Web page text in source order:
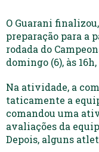
O Guarani
preparação para a
rodada do
domingo (6), às
Na atividade, a
taticamente a
comandou uma
avaliações da
Depois, alguns